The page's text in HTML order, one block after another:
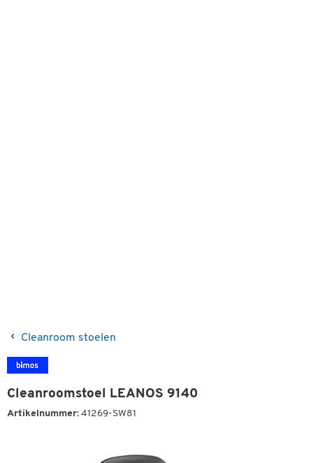
Cleanroom stoelen
Cleanroomstoel LEANOS 9140
Artikelnummer: 41269-SW81